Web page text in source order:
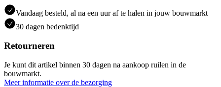
Vandaag besteld, al na een uur af te halen in jouw bouwmarkt
30 dagen bedenktijd
Retourneren
Je kunt dit artikel binnen 30 dagen na aankoop ruilen in de
bouwmarkt.
Meer informatie over de bezorging